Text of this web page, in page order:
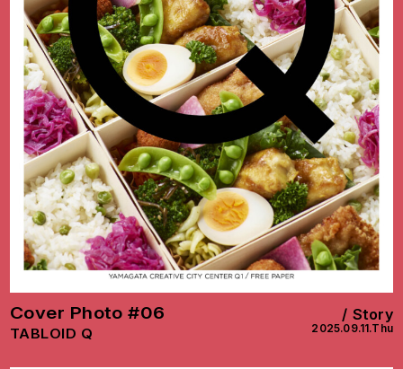
Cover Photo #06
TABLOID Q
Story
2025.09.11.Thu